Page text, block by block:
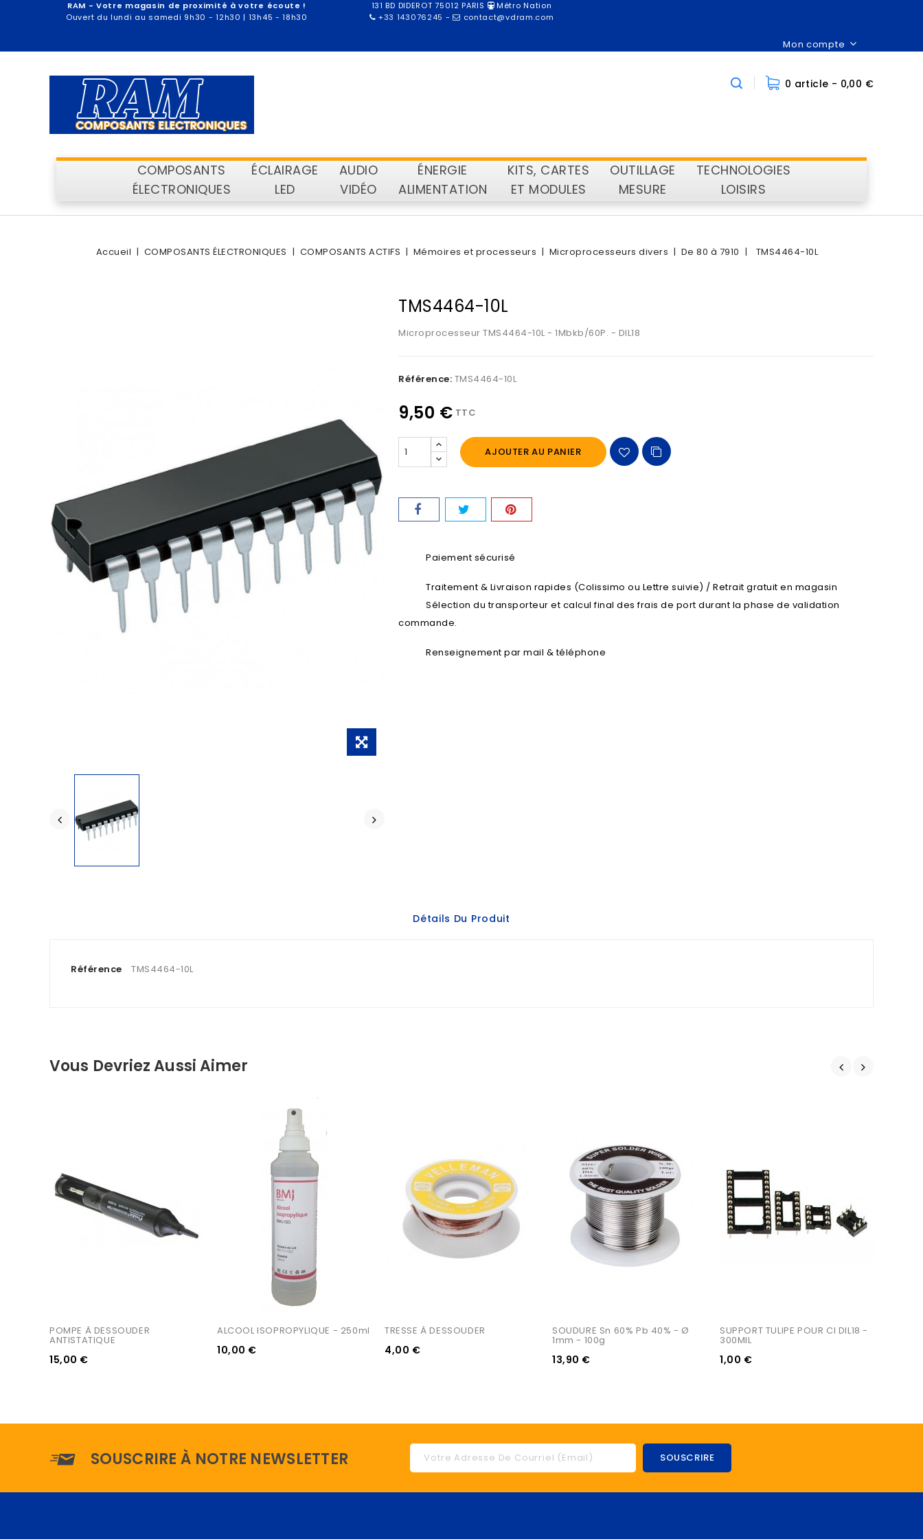
RAM - Votre magasin de proximité à votre écoute !
Ouvert du lundi au samedi 9h30 - 12h30 | 13h45 - 18h30
131 BD DIDEROT 75012 PARIS
Métro Nation
+33 143076245 - contact@vdram.com
Mon compte
0 article - 0,00 €
COMPOSANTS
ÉLECTRONIQUES
ÉCLAIRAGE
LED
AUDIO
VIDÉO
ÉNERGIE
ALIMENTATION
KITS, CARTES
ET MODULES
OUTILLAGE
MESURE
TECHNOLOGIES
LOISIRS
Accueil COMPOSANTS ÉLECTRONIQUES COMPOSANTS ACTIFS Mémoires et processeurs Microprocesseurs divers De 80 à 7910 TMS4464-10L
TMS4464-10L
Microprocesseur TMS4464-10L - 1Mbkb/60P. - DIL18
Référence: TMS4464-10L
9,50 € TTC
AJOUTER AU PANIER
Paiement sécurisé
Traitement & Livraison rapides (Colissimo ou Lettre suivie) / Retrait gratuit en magasin
Sélection du transporteur et calcul final des frais de port durant la phase de validation
commande.
Renseignement par mail & téléphone
Détails Du Produit
Référence TMS4464-10L
Vous Devriez Aussi Aimer
POMPE À DESSOUDER
ANTISTATIQUE
15,00 €
ALCOOL ISOPROPYLIQUE - 250ml
10,00 €
TRESSE À DESSOUDER
4,00 €
SOUDURE Sn 60% Pb 40% - Ø
1mm - 100g
13,90 €
SUPPORT TULIPE POUR CI DIL18 -
300MIL
1,00 €
SOUSCRIRE À NOTRE NEWSLETTER